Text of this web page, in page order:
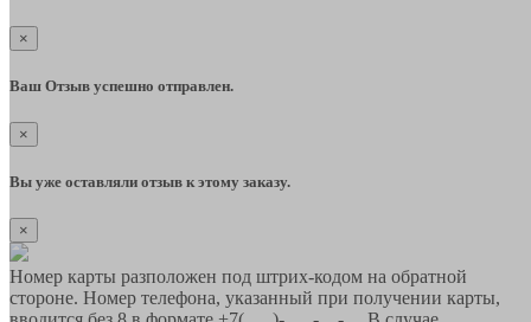
×
Ваш Отзыв успешно отправлен.
×
Вы уже оставляли отзыв к этому заказу.
×
Номер карты разположен под штрих-кодом на обратной
стороне. Номер телефона, указанный при получении карты,